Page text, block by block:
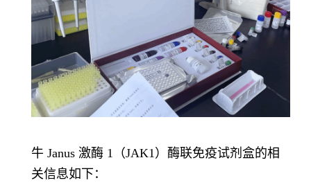
牛 Janus 激酶 1（JAK1）酶联免疫试剂盒的相
关信息如下：